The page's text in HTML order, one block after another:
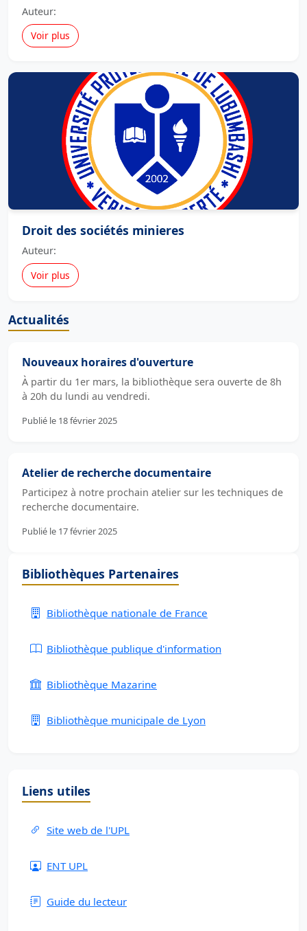
Auteur:
Voir plus
Droit des sociétés minieres
Auteur:
Voir plus
Actualités
Nouveaux horaires d'ouverture
À partir du 1er mars, la bibliothèque sera ouverte de 8h
à 20h du lundi au vendredi.
Publié le 18 février 2025
Atelier de recherche documentaire
Participez à notre prochain atelier sur les techniques de
recherche documentaire.
Publié le 17 février 2025
Bibliothèques Partenaires
Bibliothèque nationale de France
Bibliothèque publique d'information
Bibliothèque Mazarine
Bibliothèque municipale de Lyon
Liens utiles
Site web de l'UPL
ENT UPL
Guide du lecteur